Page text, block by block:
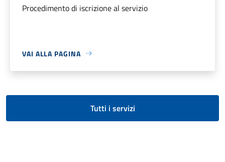
Procedimento di iscrizione al servizio
VAI ALLA PAGINA
Tutti i servizi